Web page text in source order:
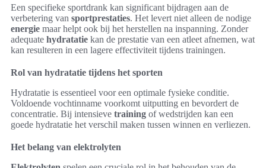
Een specifieke sportdrank kan significant bijdragen aan de
verbetering van sportprestaties. Het levert niet alleen de nodige
energie maar helpt ook bij het herstellen na inspanning. Zonder
adequate hydratatie kan de prestatie van een atleet afnemen, wat
kan resulteren in een lagere effectiviteit tijdens trainingen.
Rol van hydratatie tijdens het sporten
Hydratatie is essentieel voor een optimale fysieke conditie.
Voldoende vochtinname voorkomt uitputting en bevordert de
concentratie. Bij intensieve training of wedstrijden kan een
goede hydratatie het verschil maken tussen winnen en verliezen.
Het belang van elektrolyten